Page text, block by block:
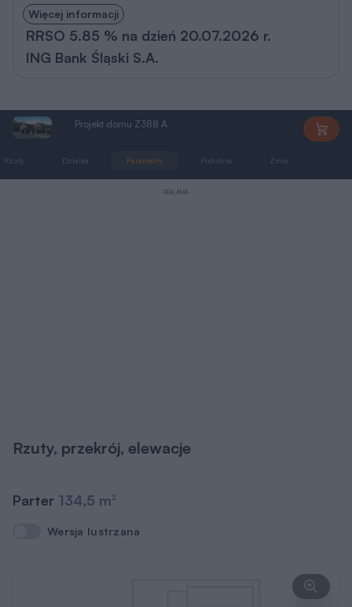
Więcej informacji
RRSO 5.85 % na dzień 20.07.2026 r.
ING Bank Śląski S.A.
Projekt domu Z388 A
Rzuty Działka Parametry Podobne Zmiany
REKLAMA
Rzuty, przekrój, elewacje
Parter 134,5 m2
Wersja lustrzana
Wersja lustrzana